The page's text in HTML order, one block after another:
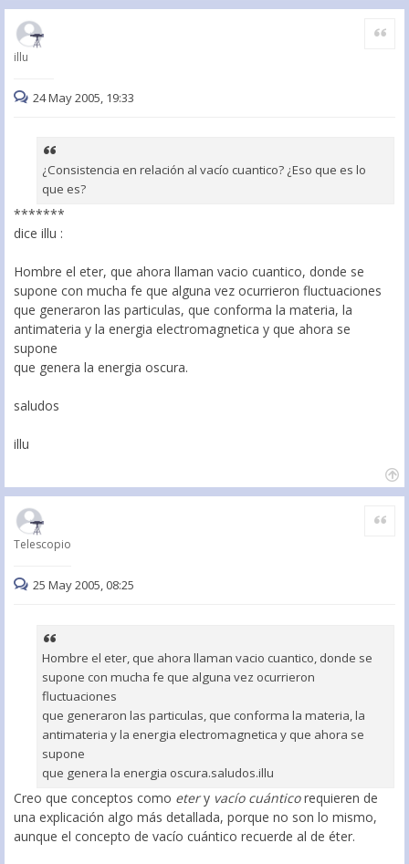
illu
Citar
24 May 2005, 19:33
¿Consistencia en relación al vacío cuantico? ¿Eso que es lo
que es?
*******
dice illu :
Hombre el eter, que ahora llaman vacio cuantico, donde se
supone con mucha fe que alguna vez ocurrieron fluctuaciones
que generaron las particulas, que conforma la materia, la
antimateria y la energia electromagnetica y que ahora se
supone
que genera la energia oscura.
saludos
illu
Telescopio
Citar
25 May 2005, 08:25
Hombre el eter, que ahora llaman vacio cuantico, donde se
supone con mucha fe que alguna vez ocurrieron
fluctuaciones
que generaron las particulas, que conforma la materia, la
antimateria y la energia electromagnetica y que ahora se
supone
que genera la energia oscura.saludos.illu
Creo que conceptos como etery vacío cuánticorequieren de
una explicación algo más detallada, porque no son lo mismo,
aunque el concepto de vacío cuántico recuerde al de éter.